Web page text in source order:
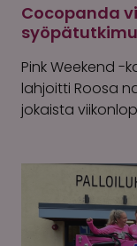
Cocopanda
Pink Weekend
lahjoitti Roosa
jokaista